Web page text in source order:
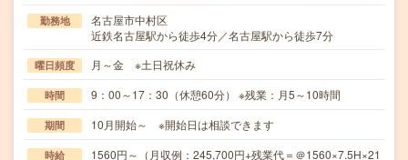
勤務地
名古屋市中村区
近鉄名古屋駅から徒歩4分／名古屋駅から徒歩7分
曜日頻度 月～金 ※土日祝休み
時間 9：00～17：30（休憩60分） ※残業：月5～10時間
期間 10月開始～ ※開始日は相談できます
時給
1560円～（月収例：245,700円+残業代＝＠1560×7.5H×21